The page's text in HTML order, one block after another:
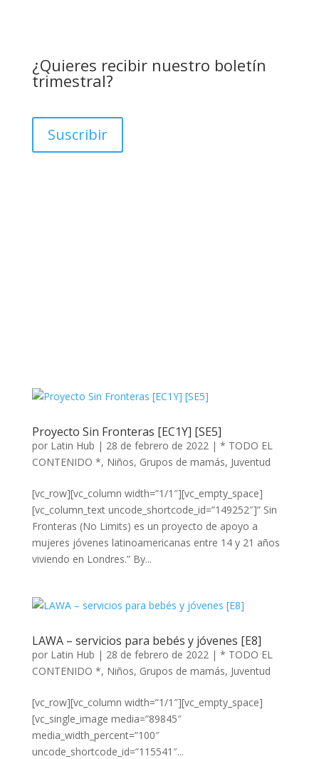
¿Quieres recibir nuestro boletín
trimestral?
Suscribir
Proyecto Sin Fronteras [EC1Y] [SE5]
por Latin Hub | 28 de febrero de 2022| * TODO EL
CONTENIDO *, Niños, Grupos de mamás, Juventud
[vc_row][vc_column width=”1/1″][vc_empty_space]
[vc_column_text uncode_shortcode_id=”149252″]” Sin
Fronteras (No Limits) es un proyecto de apoyo a
mujeres jóvenes latinoamericanas entre 14 y 21 años
viviendo en Londres.” By...
LAWA – servicios para bebés y jóvenes [E8]
por Latin Hub | 28 de febrero de 2022| * TODO EL
CONTENIDO *, Niños, Grupos de mamás, Juventud
[vc_row][vc_column width=”1/1″][vc_empty_space]
[vc_single_image media=”89845″
media_width_percent=”100″
uncode_shortcode_id=”115541″...